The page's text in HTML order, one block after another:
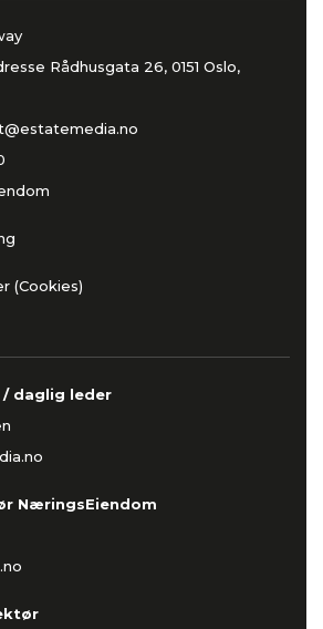
Rådhusgata 26, 0151 Oslo,
(Cookies)
daglig leder
NæringsEiendom